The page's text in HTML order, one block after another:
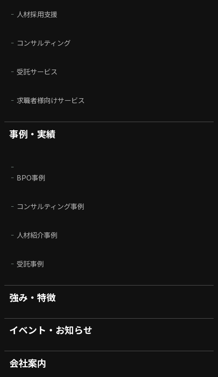
人材採用支援
コンサルティング
受託サービス
求職者様向けサービス
事例・実績
BPO事例
コンサルティング事例
人材紹介事例
受託事例
強み・特徴
イベント・お知らせ
会社案内